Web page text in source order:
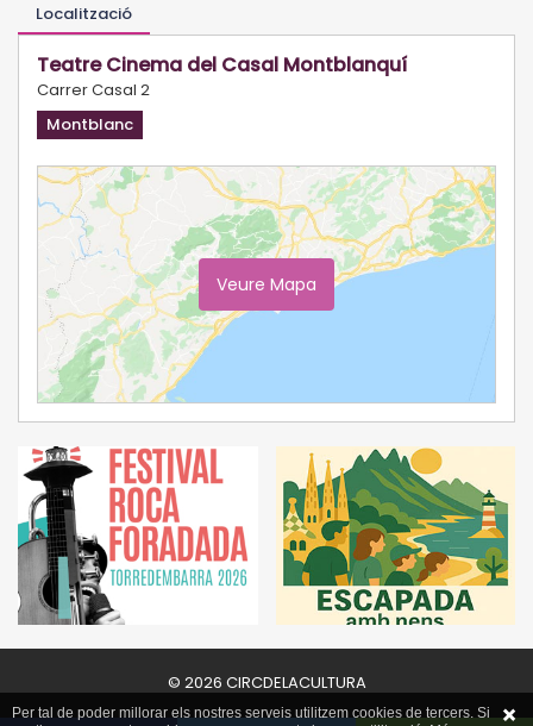
Localització
Teatre Cinema del Casal Montblanquí
Carrer Casal 2
Montblanc
Veure Mapa
© 2026 CIRCDELACULTURA
Per tal de poder millorar els nostres serveis utilitzem cookies de tercers. Si